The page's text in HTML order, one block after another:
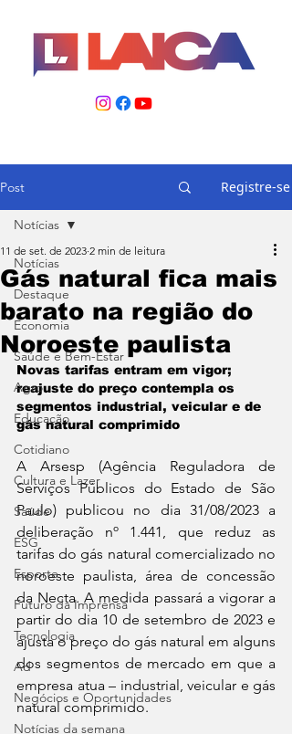
Post Registre-se
Notícias
Destaque
Economia
Saúde e Bem-Estar
Agro
Educação
Cotidiano
Cultura e Lazer
Saúde
ESG
Esporte
Futuro da Imprensa
Tecnologia
Ad
Negócios e Oportunidades
Notícias da semana
Notícias
Gás natural fica mais
barato na região do
Noroeste paulista
11 de set. de 2023 2 min de leitura
Novas tarifas entram em vigor;
reajuste do preço contempla os
segmentos industrial, veicular e de
gás natural comprimido
A Arsesp (Agência Reguladora de
Serviços Públicos do Estado de São
Paulo) publicou no dia 31/08/2023 a
deliberação nº 1.441, que reduz as
tarifas do gás natural comercializado no
noroeste paulista, área de concessão
da Necta. A medida passará a vigorar a
partir do dia 10 de setembro de 2023 e
ajusta o preço do gás natural em alguns
dos segmentos de mercado em que a
empresa atua – industrial, veicular e gás
natural comprimido.